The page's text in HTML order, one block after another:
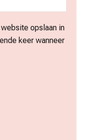
opslaan in
keer wanneer